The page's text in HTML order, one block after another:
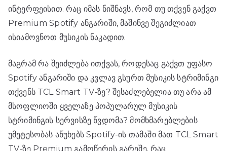
ინტერფეისით. რაც იმას ნიშნავს, რომ თუ თქვენ გაქვთ
Premium Spotify ანგარიში, მაშინვე შეგიძლიათ
ისიამოვნოთ მუსიკის ნაკადით.
მაგრამ რა შეიძლება ითქვას, როდესაც გაქვთ უფასო
Spotify ანგარიში და კვლავ გსურთ მუსიკის სტრიმინგი
თქვენს TCL Smart TV-ზე? შესაძლებელია თუ არა ამ
მსოფლიოში ყველაზე პოპულარულ მუსიკის
სტრიმინგის სერვისზე წვდომა? მომხმარებლების
უმეტესობას აწუხებს Spotify-ის თამაში მათ TCL Smart
TV-ზე Premium გამოწერის გარეშე. რაც